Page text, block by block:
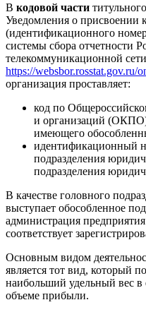
В кодовой части
Уведомления о
(идентификационного
системы сбора отчетности
телекоммуникационной
https://websbor.rosstat.gov.ru/
организация проставляет:
код по
и организаций
имеющего
идентификационный
подразделения
подразделения
В качестве головного
выступает обособленное
администрация
соответствует
Основным видом
является тот вид, который
наибольший удельный вес
объеме прибыли.